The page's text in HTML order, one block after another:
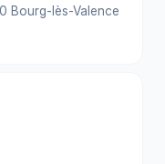
Bourg-lès-Valence